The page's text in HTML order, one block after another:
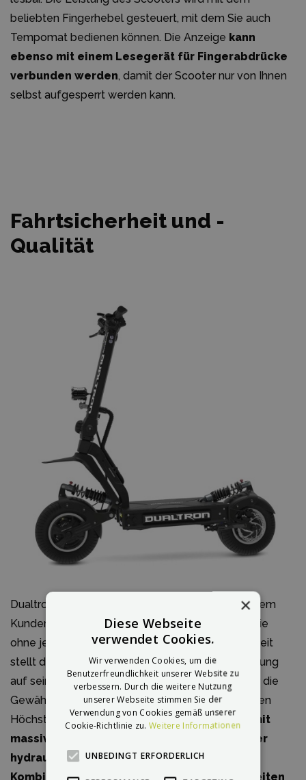
beliebten Fingerhebel gesteuert, mit dem Sie auch
Tempomat bedienen können. Die Anzeige kann
ebenso mit einem Lesegerät für Fingerabdrücke
verbunden werden, damit der Scooter nur von Ihnen
selbst aufgesperrt werden kann.
Fahrtsicherheit und -
Qualität
Dualtron X2 UP wurde konstruiert mit dem Ziel, dem
Kunden eine erstklassige Qualität und Technologie
ohne jegliche Kompromisse zu bieten. Eine Neuheit
stellt der überarbeitete Rahmen dar, mit Orientierung
auf seine Festigkeit und Widerstandsfähigkeit für die
Gewährleistung einer sichereren Fahrt auch bei den
Höchstgeschwindigkeiten. Dualtron X2 UP wird
mit
massiver, einstellbarer hinterer und vorderer
hydraulischer Federung geliefert, die in
Kombination mit den großen 13 Zoll ultrabreiten
×
Diese Webseite
verwendet Cookies.
Wir verwenden Cookies, um die
Benutzerfreundlichkeit unserer Website zu
verbessern. Durch die weitere Nutzung
unserer Webseite stimmen Sie der
Verwendung von Cookies gemäß unserer
Cookie-Richtlinie zu.Weitere Informationen
UNBEDINGT ERFORDERLICH